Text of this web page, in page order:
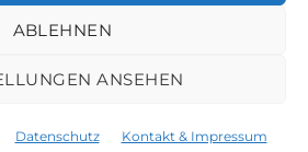
ABLEHNEN
ANSEHEN
Datenschutz Kontakt & Impressum
© 2026BGR